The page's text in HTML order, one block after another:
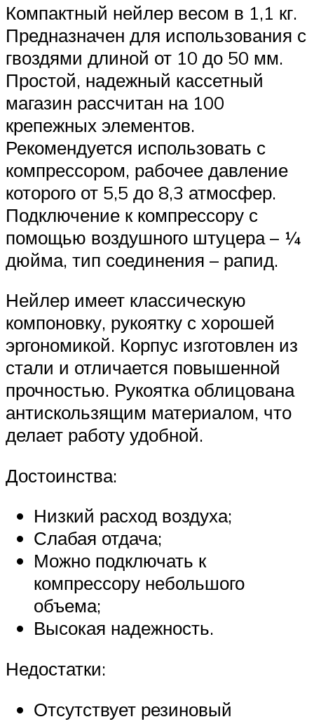
Компактный нейлер весом в 1,1 кг.
Предназначен для использования с
гвоздями длиной от 10 до 50 мм.
Простой, надежный кассетный
магазин рассчитан на 100
крепежных элементов.
Рекомендуется использовать с
компрессором, рабочее давление
которого от 5,5 до 8,3 атмосфер.
Подключение к компрессору с
помощью воздушного штуцера – ¼
дюйма, тип соединения – рапид.
Нейлер имеет классическую
компоновку, рукоятку с хорошей
эргономикой. Корпус изготовлен из
стали и отличается повышенной
прочностью. Рукоятка облицована
антискользящим материалом, что
делает работу удобной.
Достоинства:
Низкий расход воздуха;
Слабая отдача;
Можно подключать к
компрессору небольшого
объема;
Высокая надежность.
Недостатки:
Отсутствует резиновый